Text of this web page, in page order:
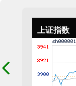
上证指数